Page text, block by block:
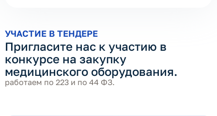
УЧАСТИЕ В ТЕНДЕРЕ
Пригласите нас к участию в
конкурсе на закупку
медицинского оборудования.
работаем по 223 и по 44 ФЗ.